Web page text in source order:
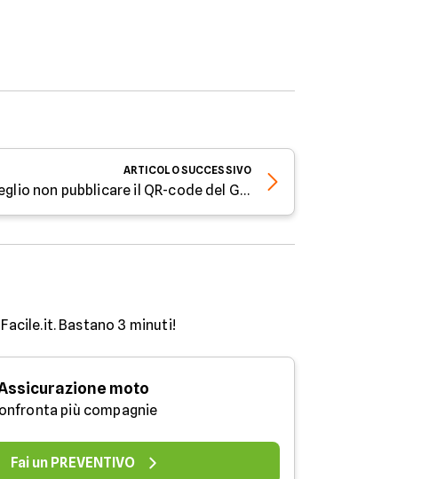
ARTICOLOSUCCESSIVO
Sicurezza online: meglio non pubblicare il QR-code del Green Pass
Bastano 3 minuti!
moto
più compagnie
Fai un PREVENTIVO